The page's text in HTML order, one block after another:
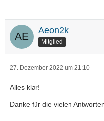
Aeon2k
Mitglied
27. Dezember 2022 um 21:10
Alles klar!
Danke für die vielen